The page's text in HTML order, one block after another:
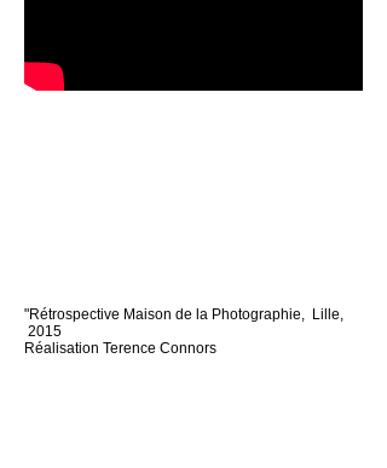
"Rétrospective Maison de la Photographie, Lille,
2015
Réalisation Terence Connors